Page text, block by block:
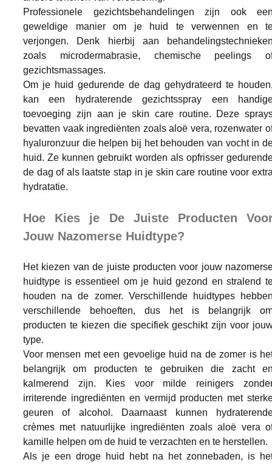
Professionele gezichtsbehandelingen zijn ook
geweldige manier om je huid te verwennen en
verjongen. Denk hierbij aan
zoals microdermabrasie, chemische peelings
gezichtsmassages.
Om je huid gedurende de dag gehydrateerd te
kan een hydraterende gezichtsspray een
toevoeging zijn aan je skin care routine. Deze
bevatten vaak ingrediënten zoals aloë vera, rozenwater
hyaluronzuur die helpen bij het behouden van vocht in
huid. Ze kunnen gebruikt worden als opfrisser
de dag of als laatste stap in je skin care routine voor
hydratatie.
Hoe Kies je De Juiste Producten
Jouw Nazomerse Huidtype?
Het kiezen van de juiste producten voor jouw
huidtype is essentieel om je huid gezond en stralend
houden na de zomer. Verschillende huidtypes
verschillende behoeften, dus het is belangrijk
producten te kiezen die specifiek geschikt zijn voor
type.
Voor mensen met een gevoelige huid na de zomer is
belangrijk om producten te gebruiken die zacht
kalmerend zijn. Kies voor milde reinigers
irriterende ingrediënten en vermijd producten met
geuren of alcohol. Daarnaast kunnen
crèmes met natuurlijke ingrediënten zoals aloë vera
kamille helpen om de huid te verzachten en te herstellen.
Als je een droge huid hebt na het zonnebaden, is